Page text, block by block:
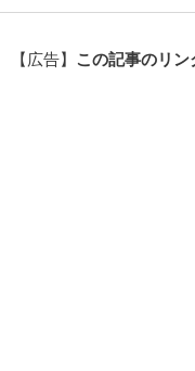
【広告】 この記事のリ